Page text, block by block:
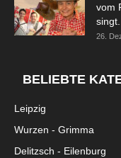
vom
26.
BELIEBTE
Leipzig
Wurzen - Grimma
Delitzsch - Eilenburg